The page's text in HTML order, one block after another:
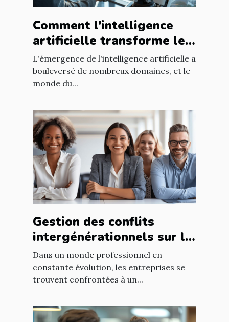
Comment l'intelligence
artificielle transforme les
méthodes de recrutement
L'émergence de l'intelligence artificielle a
bouleversé de nombreux domaines, et le
monde du...
Gestion des conflits
intergénérationnels sur le
lieu de travail méthodes
et avantages pour les RH
Dans un monde professionnel en
constante évolution, les entreprises se
trouvent confrontées à un...